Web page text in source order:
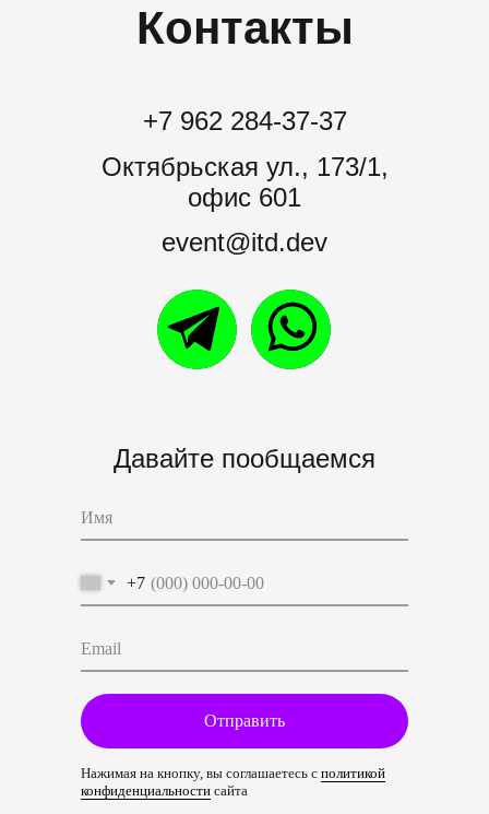
+7
Отправить
Нажимая на кнопку, вы соглашаетесь с политикой
конфиденциальности сайта
Контакты
event@itd.dev
Октябрьская ул., 173/1,
офис 601
+7 962 284-37-37
Давайте пообщаемся